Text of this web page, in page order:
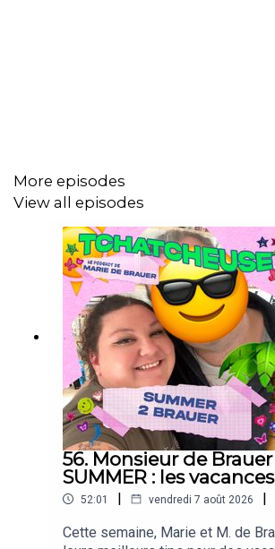
2. On mets 5 étoiles et un
Podcasts, Spotify et Podcast Addict ⭐
3. On rejointTchatcheusesur Instagram
Venez donc me voir au Petit palais
More episodes
View all episodes
56. Monsieur de Brauer
SUMMER : les vacances
52:01 | vendredi 7 août 2026 |
Cette semaine, Marie et M. de